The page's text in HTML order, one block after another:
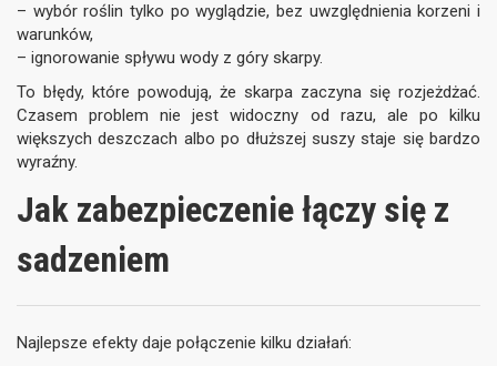
– wybór roślin tylko po wyglądzie, bez uwzględnienia korzeni i
warunków,
– ignorowanie spływu wody z góry skarpy.
To błędy, które powodują, że skarpa zaczyna się rozjeżdżać.
Czasem problem nie jest widoczny od razu, ale po kilku
większych deszczach albo po dłuższej suszy staje się bardzo
wyraźny.
Jak zabezpieczenie łączy się z
sadzeniem
Najlepsze efekty daje połączenie kilku działań: